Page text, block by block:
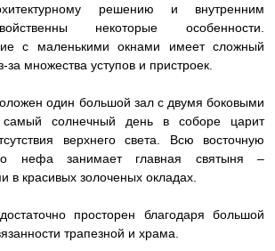
решению и внутренним
некоторые особенности.
с маленькими окнами имеет сложный
множества уступов и пристроек.
один большой зал с двумя боковыми
солнечный день в соборе царит
верхнего света. Всю восточную
нефа занимает главная святыня –
в красивых золоченых окладах.
просторен благодаря большой
трапезной и храма.